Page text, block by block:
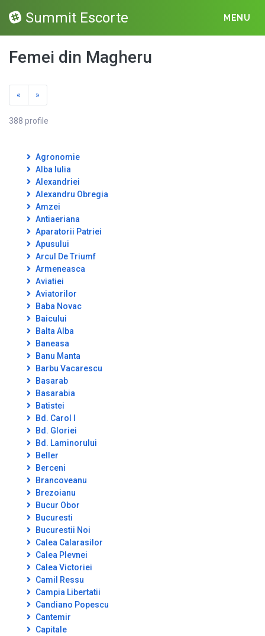
Summit Escorte MENU
Femei din Magheru
« »
388 profile
Agronomie
Alba Iulia
Alexandriei
Alexandru Obregia
Amzei
Antiaeriana
Aparatorii Patriei
Apusului
Arcul De Triumf
Armeneasca
Aviatiei
Aviatorilor
Baba Novac
Baicului
Balta Alba
Baneasa
Banu Manta
Barbu Vacarescu
Basarab
Basarabia
Batistei
Bd. Carol I
Bd. Gloriei
Bd. Laminorului
Beller
Berceni
Brancoveanu
Brezoianu
Bucur Obor
Bucuresti
Bucurestii Noi
Calea Calarasilor
Calea Plevnei
Calea Victoriei
Camil Ressu
Campia Libertatii
Candiano Popescu
Cantemir
Capitale